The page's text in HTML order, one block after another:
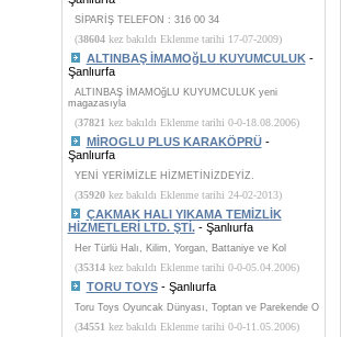
SİPARİŞ TELEFON : 316 00 34
(38604kez bakıldı Eklenme tarihi 17-07-2009)
ALTINBAŞ İMAMOğLU KUYUMCULUK-
Şanlıurfa
ALTINBAŞ İMAMOğLU KUYUMCULUK yeni
magazasıyla
(37821 kez bakıldı Eklenme tarihi 0-0-18.08.2006)
MİROGLU PLUS KARAKÖPRÜ-
Şanlıurfa
YENİ YERİMİZLE HİZMETİNİZDEYİZ.
(35920kez bakıldı Eklenme tarihi 24-02-2013)
ÇAKMAK HALI YIKAMA TEMİZLİK
HİZMETLERİ LTD. ŞTİ.- Şanlıurfa
Her Türlü Halı, Kilim, Yorgan, Battaniye ve Kol
(35314kez bakıldı Eklenme tarihi 0-0-05.04.2006)
TORU TOYS- Şanlıurfa
Toru Toys Oyuncak Dünyası, Toptan ve Parekende O
(34551 kez bakıldı Eklenme tarihi 0-0-11.05.2006)